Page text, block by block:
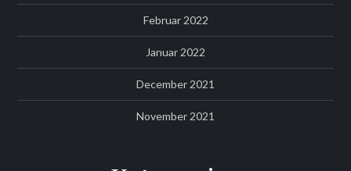
Februar 2022
Januar 2022
December 2021
November 2021